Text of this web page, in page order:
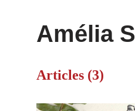
Amélia
Articles (3)